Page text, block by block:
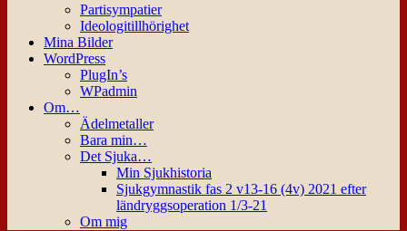
Partisympatier
Ideologitillhörighet
Mina Bilder
WordPress
PlugIn’s
WPadmin
Om…
Ädelmetaller
Bara min…
Det Sjuka…
Min Sjukhistoria
Sjukgymnastik fas 2 v13-16 (4v) 2021 efter
ländryggsoperation 1/3-21
Om mig